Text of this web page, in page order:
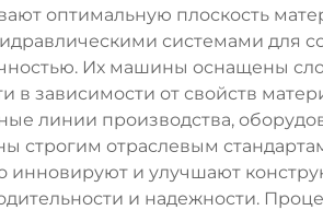
оптимальную плоскость
системами для
Их машины оснащены
зависимости от свойств
линии производства,
строгим отраслевым
и улучшают
и надежности.